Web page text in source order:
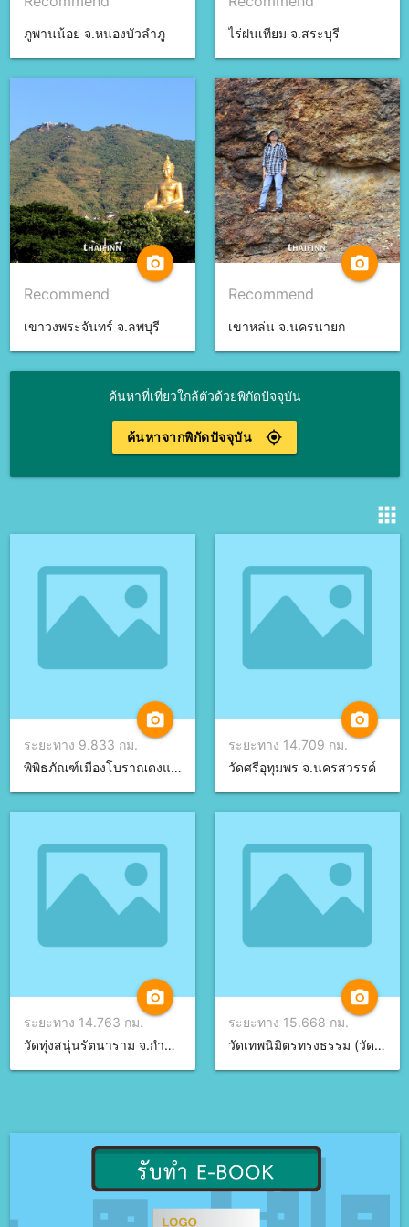
ภูพานน้อย จ.หนองบัวลำภู ไร่ฝนเทียม จ.สระบุรี
camera_alt
Recommend
เขาวงพระจันทร์ จ.ลพบุรี
camera_alt
Recommend
เขาหล่น จ.นครนายก
ค้นหาที่เที่ยวใกล้ตัวด้วยพิกัดปัจจุบัน
gps_fixed
ค้นหาจากพิกัดปัจจุบัน
apps
camera_alt
ระยะทาง 9.833 กม.
พิพิธภัณฑ์เมืองโบราณดงแม่นางเมือง จ.นครสวรรค์
camera_alt
ระยะทาง 14.709 กม.
วัดศรีอุทุมพร จ.นครสวรรค์
camera_alt
ระยะทาง 14.763 กม.
วัดทุ่งสนุ่นรัตนาราม จ.กำแพงเพชร
camera_alt
ระยะทาง 15.668 กม.
วัดเทพนิมิตรทรงธรรม (วัดถ้ำบ่อยา) จ.นครสวรรค์